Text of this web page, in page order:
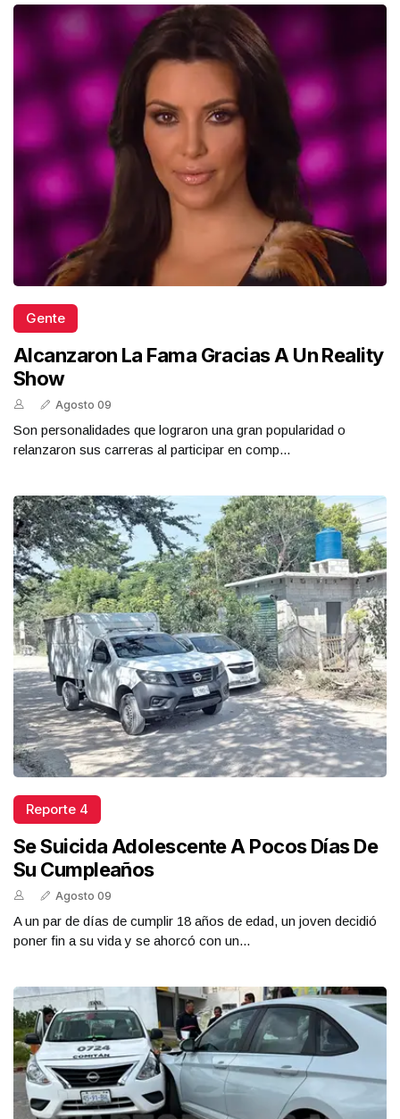
Gente
Alcanzaron La Fama Gracias A Un Reality
Show
Agosto 09
Son personalidades que lograron una gran popularidad o
relanzaron sus carreras al participar en comp...
Reporte 4
Se Suicida Adolescente A Pocos Días De
Su Cumpleaños
Agosto 09
A un par de días de cumplir 18 años de edad, un joven decidió
poner fin a su vida y se ahorcó con un...